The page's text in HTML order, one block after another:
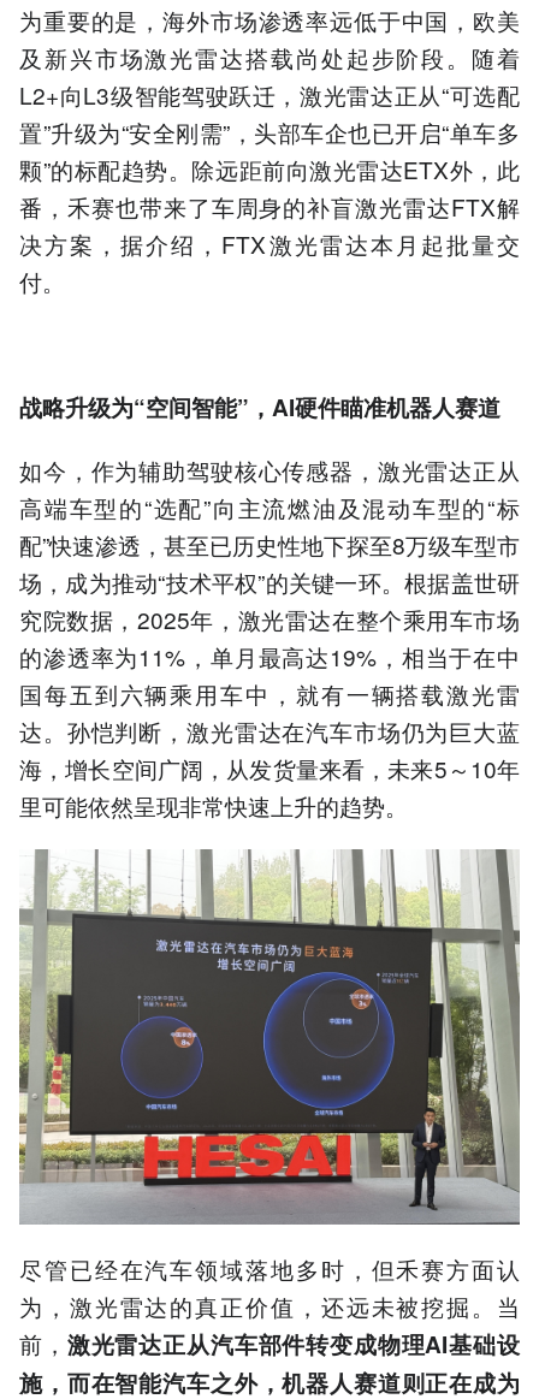
为重要的是，海外市场渗透率远低于中国，欧美
及新兴市场激光雷达搭载尚处起步阶段。随着
L2+向L3级智能驾驶跃迁，激光雷达正从“可选配
置”升级为“安全刚需”，头部车企也已开启“单车多
颗”的标配趋势。除远距前向激光雷达ETX外，此
番，禾赛也带来了车周身的补盲激光雷达FTX解
决方案，据介绍，FTX激光雷达本月起批量交
付。
战略升级为“空间智能”，AI硬件瞄准机器人赛道
如今，作为辅助驾驶核心传感器，激光雷达正从
高端车型的“选配”向主流燃油及混动车型的“标
配”快速渗透，甚至已历史性地下探至8万级车型市
场，成为推动“技术平权”的关键一环。根据盖世研
究院数据，2025年，激光雷达在整个乘用车市场
的渗透率为11%，单月最高达19%，相当于在中
国每五到六辆乘用车中，就有一辆搭载激光雷
达。孙恺判断，激光雷达在汽车市场仍为巨大蓝
海，增长空间广阔，从发货量来看，未来5～10年
里可能依然呈现非常快速上升的趋势。
尽管已经在汽车领域落地多时，但禾赛方面认
为，激光雷达的真正价值，还远未被挖掘。当
前， 激光雷达正从汽车部件转变成物理AI基础设
施，而在智能汽车之外，机器人赛道则正在成为